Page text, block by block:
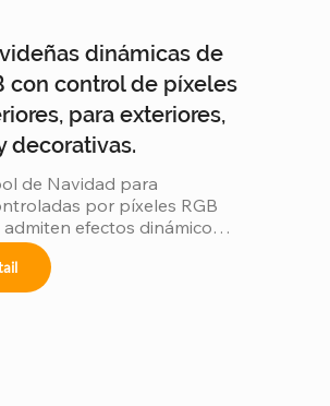
dinámicas de
con control de píxeles
para exteriores,
decorativas.
de Navidad para
por píxeles RGB
admiten efectos dinámicos
estructura impermeable,
impresionante hito de luz